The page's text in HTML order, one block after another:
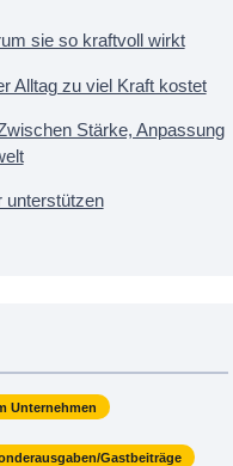
sie so kraftvoll wirkt
Alltag zu viel Kraft kostet
Stärke, Anpassung
unterstützen
Unternehmen
Gastbeiträge